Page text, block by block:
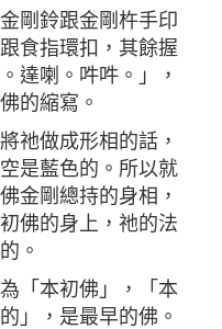
剛鈴跟金剛杵手印
食指環扣，其餘握
達喇。吽吽。」，
的縮寫。
祂做成形相的話，
是藍色的。所以就
金剛總持的身相，
佛的身上，祂的法
。
「本初佛」，「本
」，是最早的佛。